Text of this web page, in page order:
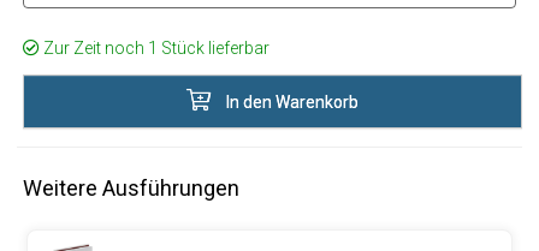
Zur Zeit noch 1 Stück lieferbar
In den Warenkorb
Weitere Ausführungen